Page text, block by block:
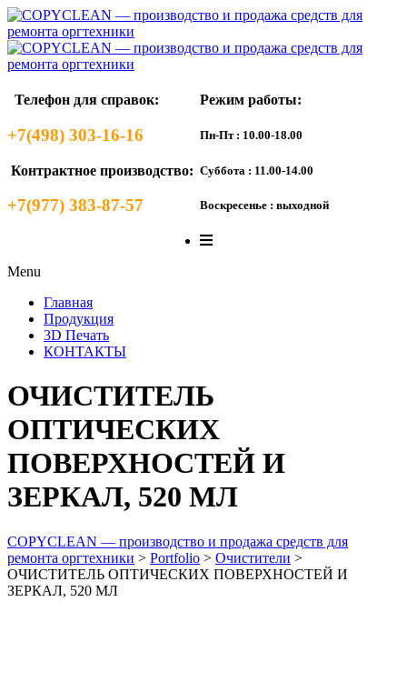
Телефон для справок:
+7(498) 303-16-16
Контрактное производство:
+7(977) 383-87-57
Режим работы:
Пн-Пт : 10.00-18.00
Суббота : 11.00-14.00
Воскресенье : выходной
Menu
Главная
Продукция
3D Печать
КОНТАКТЫ
ОЧИСТИТЕЛЬ
ОПТИЧЕСКИХ
ПОВЕРХНОСТЕЙ И
ЗЕРКАЛ, 520 МЛ
COPYCLEAN — производство и продажа средств для
ремонта оргтехники > Portfolio > Очистители >
ОЧИСТИТЕЛЬ ОПТИЧЕСКИХ ПОВЕРХНОСТЕЙ И
ЗЕРКАЛ, 520 МЛ